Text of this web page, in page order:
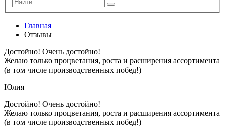
Главная
Отзывы
Достойно! Очень достойно!
Желаю только процветания, роста и расширения ассортимента
(в том числе производственных побед!)
Юлия
Достойно! Очень достойно!
Желаю только процветания, роста и расширения ассортимента
(в том числе производственных побед!)